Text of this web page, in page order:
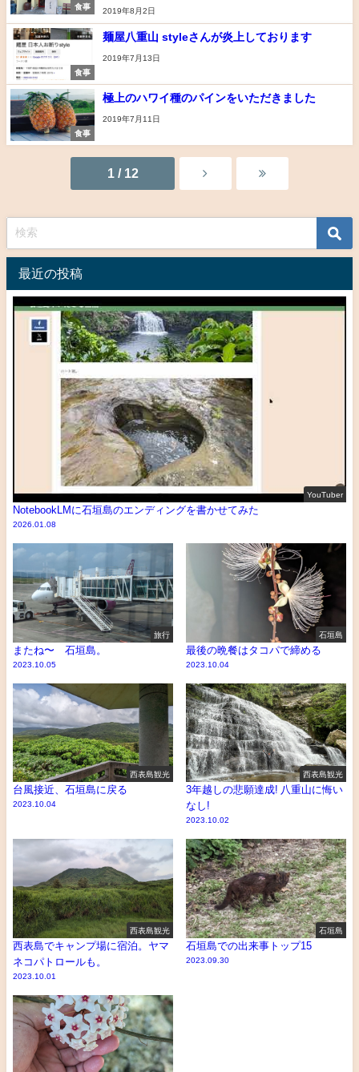
食事
2019年8月2日
食事
麺屋八重山 styleさんが炎上しております
2019年7月13日
食事
極上のハワイ種のパインをいただきました
2019年7月11日
1 / 12
最近の投稿
YouTuber
NotebookLMに石垣島のエンディングを書かせてみた
2026.01.08
旅行
またね〜 石垣島。
2023.10.05
石垣島
最後の晩餐はタコパで締める
2023.10.04
西表島観光
台風接近、石垣島に戻る
2023.10.04
西表島観光
3年越しの悲願達成! 八重山に悔い
なし!
2023.10.02
西表島観光
西表島でキャンプ場に宿泊。ヤマ
ネコパトロールも。
2023.10.01
石垣島
石垣島での出来事トップ15
2023.09.30